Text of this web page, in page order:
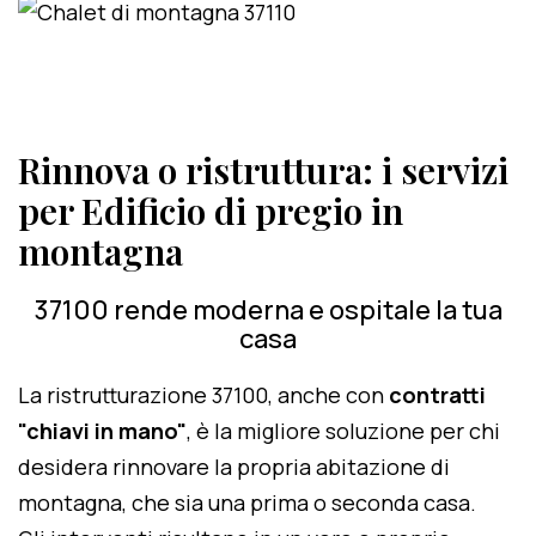
Rinnova o ristruttura: i servizi
per Edificio di pregio in
montagna
37100 rende moderna e ospitale la tua
casa
La ristrutturazione 37100, anche con contratti
"chiavi in mano", è la migliore soluzione per chi
desidera rinnovare la propria abitazione di
montagna, che sia una prima o seconda casa.